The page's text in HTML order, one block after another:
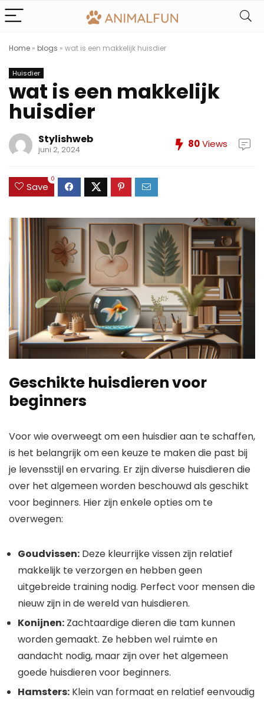
Home » blogs » wat is een makkelijk huisdier
Huisdier
wat is een makkelijk
huisdier
Stylishweb
juni 2, 2024 80Views
Save
0
Geschikte huisdieren voor
beginners
Voor wie overweegt om een huisdier aan te schaffen,
is het belangrijk om een keuze te maken die past bij
je levensstijl en ervaring. Er zijn diverse huisdieren die
over het algemeen worden beschouwd als geschikt
voor beginners. Hier zijn enkele opties om te
overwegen:
Goudvissen: Deze kleurrijke vissen zijn relatief
makkelijk te verzorgen en hebben geen
uitgebreide training nodig. Perfect voor mensen die
nieuw zijn in de wereld van huisdieren.
Konijnen: Zachtaardige dieren die tam kunnen
worden gemaakt. Ze hebben wel ruimte en
aandacht nodig, maar zijn over het algemeen
goede huisdieren voor beginners.
Hamsters: Klein van formaat en relatief eenvoudig